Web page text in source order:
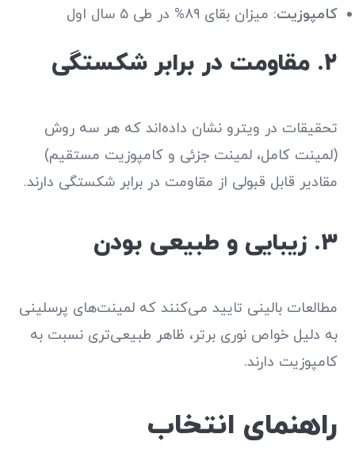
کامپوزیت: میزان بقای ۸۹% در طی ۵ سال اول
۲. مقاومت در برابر شکستگی
تحقیقات در ویترو نشان داده‌اند که هر سه روش
(لمینت کامل، لمینت جزئی و کامپوزیت مستقیم)
مقادیر قابل قبولی از مقاومت در برابر شکستگی دارند.
۳. زیبایی و طبیعی بودن
مطالعات بالینی تایید می‌کنند که لمینت‌های پرسلینی
به دلیل خواص نوری برتر، ظاهر طبیعی‌تری نسبت به
کامپوزیت دارند.
راهنمای انتخاب